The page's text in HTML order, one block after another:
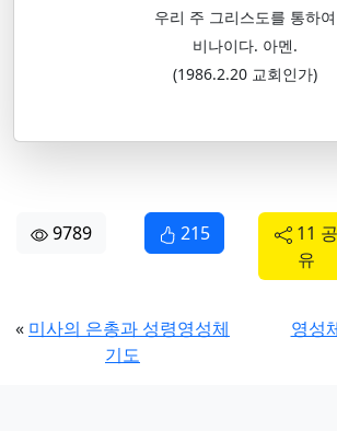
우리 주 그리스도를 통하여
비나이다. 아멘.
(1986.2.20 교회인가)
9789 215
11 공
유
« 미사의 은총과 성령영성체
기도
영성